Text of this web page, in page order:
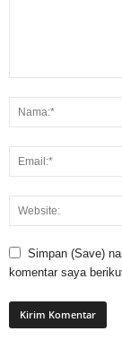
Simpan (Save)
komentar saya